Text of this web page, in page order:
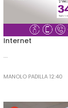
Internet
...
MANOLO PADILLA 12:40